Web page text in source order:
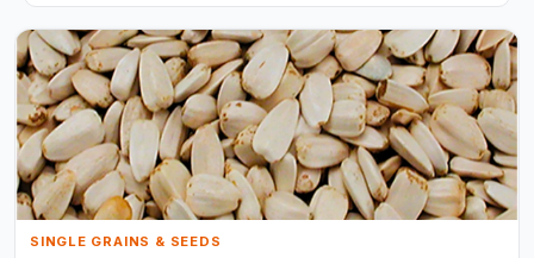
SINGLE GRAINS & SEEDS